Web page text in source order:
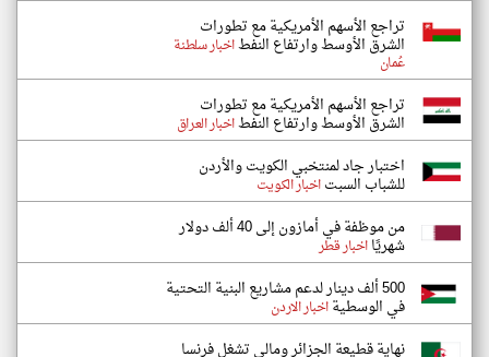
تراجع الأسهم الأمريكية مع تطورات
الشرق الأوسط وارتفاع النفطاخبار سلطنة
عُمان
تراجع الأسهم الأمريكية مع تطورات
الشرق الأوسط وارتفاع النفطاخبار العراق
اختبار جاد لمنتخبي الكويت والأردن
للشباب السبتاخبار الكويت
من موظفة في أمازون إلى 40 ألف دولار
شهريًااخبار قطر
500 ألف دينار لدعم مشاريع البنية التحتية
في الوسطيةاخبار الاردن
نهاية قطيعة الجزائر ومالي تشغل فرنسا